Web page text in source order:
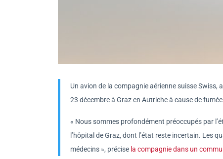
Un avion de la compagnie aérienne suisse
23 décembre à Graz en Autriche à cause de
« Nous sommes profondément préoccupés par
l’hôpital de Graz, dont l’état reste incertain. Les
médecins », précise la compagnie dans un